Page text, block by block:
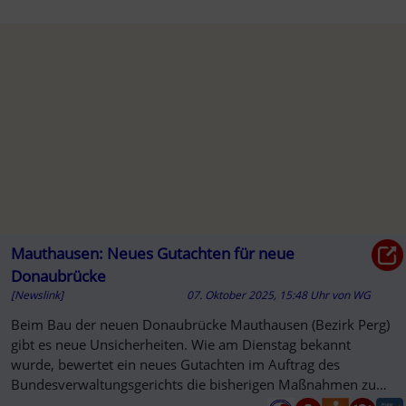
Mauthausen: Neues Gutachten für neue
Donaubrücke
[Newslink] 07. Oktober 2025, 15:48 Uhr von WG
Beim Bau der neuen Donaubrücke Mauthausen (Bezirk Perg)
gibt es neue Unsicherheiten. Wie am Dienstag bekannt
wurde, bewertet ein neues Gutachten im Auftrag des
Bundesverwaltungsgerichts die bisherigen Maßnahmen zum